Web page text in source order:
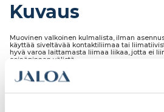
Kuvaus
Muovinen valkoinen kulmalista, ilman
käyttää siveltävää kontaktiliimaa tai
hyvä varoa laittamasta liimaa liikaa, jotta ei
seinäpinnan välistä.